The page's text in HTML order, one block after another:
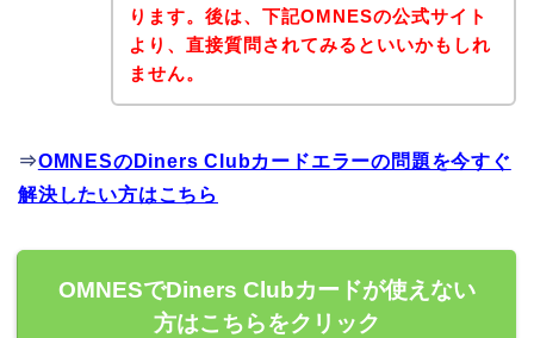
ります。後は、下記OMNESの公式サイト
より、直接質問されてみるといいかもしれ
ません。
⇒OMNESのDiners Clubカードエラーの問題を今すぐ
解決したい方はこちら
OMNESでDiners Clubカードが使えない
方はこちらをクリック